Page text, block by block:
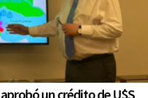
un crédito de U$S